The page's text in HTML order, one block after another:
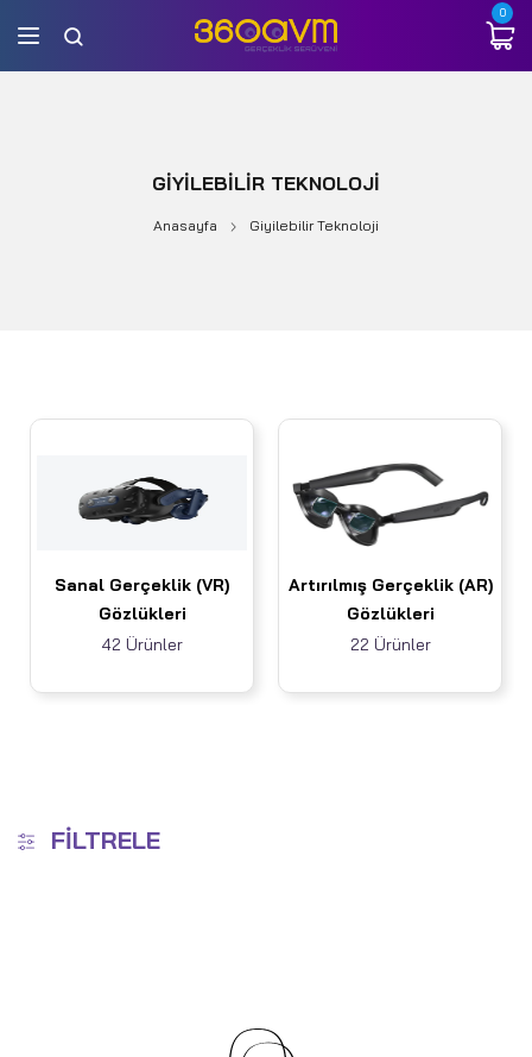
0
GIYILEBILIR TEKNOLOJI
Anasayfa Giyilebilir Teknoloji
Sanal Gerçeklik (VR)
Gözlükleri
42 Ürünler
Artırılmış Gerçeklik (AR)
Gözlükleri
22 Ürünler
FILTRELE